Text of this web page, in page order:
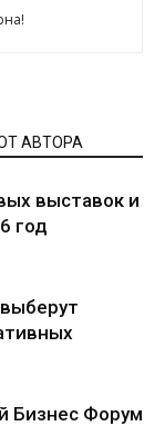
АВТОРА
выставок и
год
Бизнес Форум